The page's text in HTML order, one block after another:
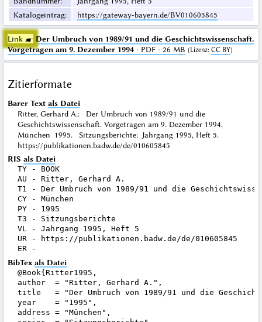
Katalogeintrag: https://gateway-bayern.de/BV010605845
Link ☛ Der Umbruch von 1989/91 und die Geschichtswissenschaft.
Vorgetragen am 9. Dezember 1994· PDF · 26 MB (Lizenz: CC BY)
Zitierformate
Barer Text als Datei
Ritter, Gerhard A.: Der Umbruch von 1989/91 und die
Geschichtswissenschaft. Vorgetragen am 9. Dezember 1994.
München 1995. Sitzungsberichte: Jahrgang 1995, Heft 5.
https://publikationen.badw.de/de/010605845
RIS als Datei
TY - BOOK
AU - Ritter, Gerhard A.
T1 - Der Umbruch von 1989/91 und die
CY - München
PY - 1995
T3 - Sitzungsberichte
VL - Jahrgang 1995, Heft 5
UR - https://publikationen.badw.de/de/010605845
BibTex als Datei
@Book{Ritter1995,
author  = "Ritter, Gerhard A.",
title   = "Der Umbruch von 1989/91 und die
year    = "1995",
address = "München",